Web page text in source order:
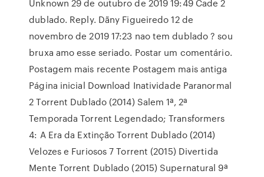
Unknown 29 de outubro de 2019 19:49 Cade 2
dublado. Reply. Dãny Figueiredo 12 de
novembro de 2019 17:23 nao tem dublado ? sou
bruxa amo esse seriado. Postar um comentário.
Postagem mais recente Postagem mais antiga
Página inicial Download Inatividade Paranormal
2 Torrent Dublado (2014) Salem 1ª, 2ª
Temporada Torrent Legendado; Transformers
4: A Era da Extinção Torrent Dublado (2014)
Velozes e Furiosos 7 Torrent (2015) Divertida
Mente Torrent Dublado (2015) Supernatural 9ª